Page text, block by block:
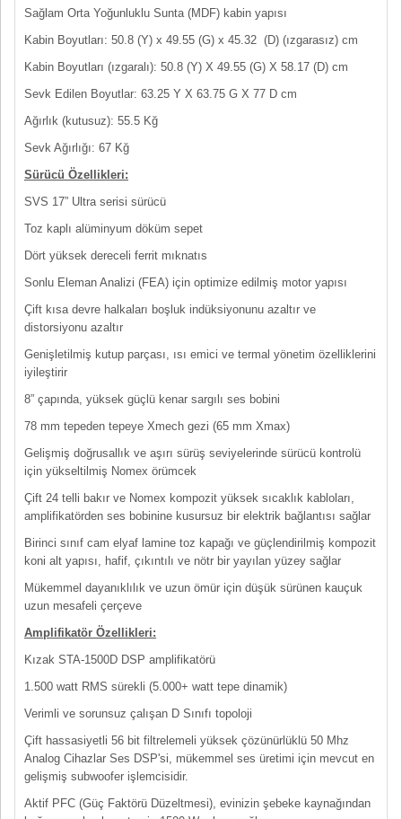
Sağlam Orta Yoğunluklu Sunta (MDF) kabin yapısı
Kabin Boyutları: 50.8 (Y) x 49.55 (G) x 45.32 (D) (ızgarasız) cm
Kabin Boyutları (ızgaralı): 50.8 (Y) X 49.55 (G) X 58.17 (D) cm
Sevk Edilen Boyutlar: 63.25 Y X 63.75 G X 77 D cm
Ağırlık (kutusuz): 55.5 Kğ
Sevk Ağırlığı: 67 Kğ
Sürücü Özellikleri:
SVS 17” Ultra serisi sürücü
Toz kaplı alüminyum döküm sepet
Dört yüksek dereceli ferrit mıknatıs
Sonlu Eleman Analizi (FEA) için optimize edilmiş motor yapısı
Çift kısa devre halkaları boşluk indüksiyonunu azaltır ve
distorsiyonu azaltır
Genişletilmiş kutup parçası, ısı emici ve termal yönetim özelliklerini
iyileştirir
8” çapında, yüksek güçlü kenar sargılı ses bobini
78 mm tepeden tepeye Xmech gezi (65 mm Xmax)
Gelişmiş doğrusallık ve aşırı sürüş seviyelerinde sürücü kontrolü
için yükseltilmiş Nomex örümcek
Çift 24 telli bakır ve Nomex kompozit yüksek sıcaklık kabloları,
amplifikatörden ses bobinine kusursuz bir elektrik bağlantısı sağlar
Birinci sınıf cam elyaf lamine toz kapağı ve güçlendirilmiş kompozit
koni alt yapısı, hafif, çıkıntılı ve nötr bir yayılan yüzey sağlar
Mükemmel dayanıklılık ve uzun ömür için düşük sürünen kauçuk
uzun mesafeli çerçeve
Amplifikatör Özellikleri:
Kızak STA-1500D DSP amplifikatörü
1.500 watt RMS sürekli (5.000+ watt tepe dinamik)
Verimli ve sorunsuz çalışan D Sınıfı topoloji
Çift hassasiyetli 56 bit filtrelemeli yüksek çözünürlüklü 50 Mhz
Analog Cihazlar Ses DSP'si, mükemmel ses üretimi için mevcut en
gelişmiş subwoofer işlemcisidir.
Aktif PFC (Güç Faktörü Düzeltmesi), evinizin şebeke kaynağından